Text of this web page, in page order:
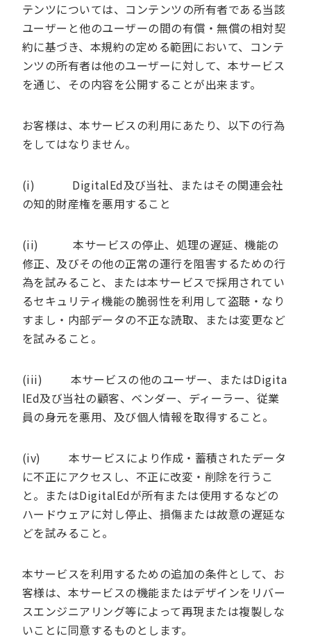
テンツについては、コンテンツの所有者である当該
ユーザーと他のユーザーの間の有償・無償の相対契
約に基づき、本規約の定める範囲において、コンテ
ンツの所有者は他のユーザーに対して、本サービス
を通じ、その内容を公開することが出来ます。
お客様は、本サービスの利用にあたり、以下の行為
をしてはなりません。
(i) DigitalEd及び当社、またはその関連会社
の知的財産権を悪用すること
(ii) 本サービスの停止、処理の遅延、機能の
修正、及びその他の正常の運行を阻害するための行
為を試みること、または本サービスで採用されてい
るセキュリティ機能の脆弱性を利用して盗聴・なり
すまし・内部データの不正な読取、または変更など
を試みること。
(iii) 本サービスの他のユーザー、またはDigita
lEd及び当社の顧客、ベンダー、ディーラー、従業
員の身元を悪用、及び個人情報を取得すること。
(iv) 本サービスにより作成・蓄積されたデータ
に不正にアクセスし、不正に改変・削除を行うこ
と。またはDigitalEdが所有または使用するなどの
ハードウェアに対し停止、損傷または故意の遅延な
どを試みること。
本サービスを利用するための追加の条件として、お
客様は、本サービスの機能またはデザインをリバー
スエンジニアリング等によって再現または複製しな
いことに同意するものとします。